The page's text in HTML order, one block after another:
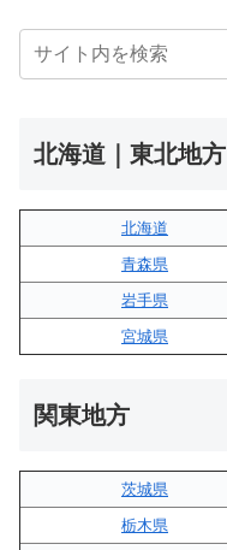
北海道｜東北地方
北海道
青森県
岩手県
宮城県
関東地方
茨城県
栃木県